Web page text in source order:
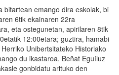
bitartean emango dira eskolak, bi
6tik ekainaren 22ra
eta ostegunetan, apirilaren 8tik
12:00etara; guztira, hamabi
Unibertsitateko Historiako
du ikastaroa, Beñat Eguíluz
gonbidatu arituko den